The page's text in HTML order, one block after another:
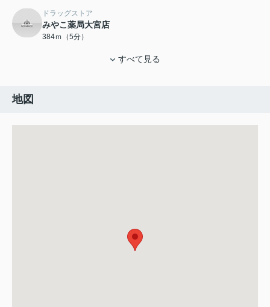
ドラッグストア
みやこ薬局大宮店
384ｍ（5分）
すべて見る
地図